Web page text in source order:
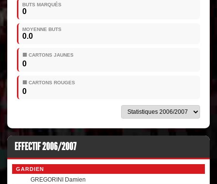
BUTS MARQUÉS
0
MOYENNE BUTS
0.0
🟨 CARTONS JAUNES
0
🟥 CARTONS ROUGES
0
EFFECTIF 2006/2007
GARDIEN
GREGORINI Damien